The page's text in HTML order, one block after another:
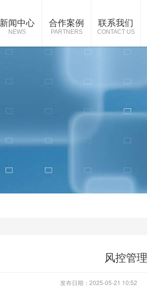
新闻中心
NEWS
合作案例
PARTNERS
联系我们
CONTACT US
风控管理
发布日期：2025-05-21 10:52